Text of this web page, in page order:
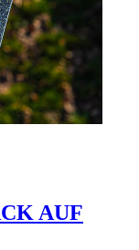
AUF